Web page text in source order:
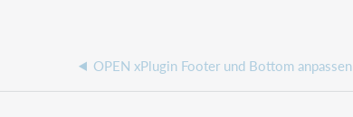
OPEN xPlugin Footer und Bottom anpassen